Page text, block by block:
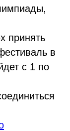
принять
в
с 1 по